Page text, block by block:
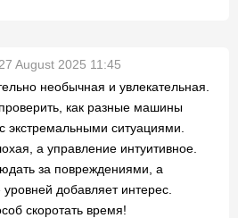
27 August 2025 11:45
необычная и увлекательная.
как разные машины
экстремальными ситуациями.
а управление интуитивное.
за повреждениями, а
добавляет интерес.
скоротать время!